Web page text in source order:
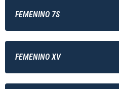
FEMENINO 7S
FEMENINO XV